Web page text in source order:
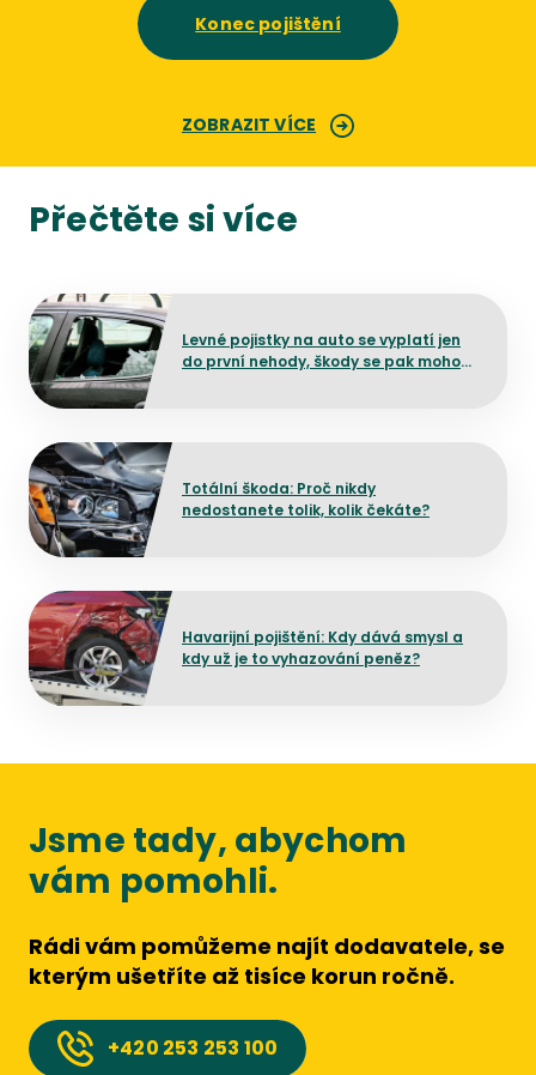
Konec pojištění
ZOBRAZIT VÍCE
Přečtěte si více
Levné pojistky na auto se vyplatí jen
do první nehody, škody se pak mohou
Přejít na detail článku
Totální škoda: Proč nikdy
nedostanete tolik, kolik čekáte?
Přejít na detail článku
Havarijní pojištění: Kdy dává smysl a
kdy už je to vyhazování peněz?
Přejít na detail článku
Jsme tady, abychom
vám pomohli.
Rádi vám pomůžeme najít dodavatele, se
kterým ušetříte až tisíce korun ročně.
+420 253 253 100